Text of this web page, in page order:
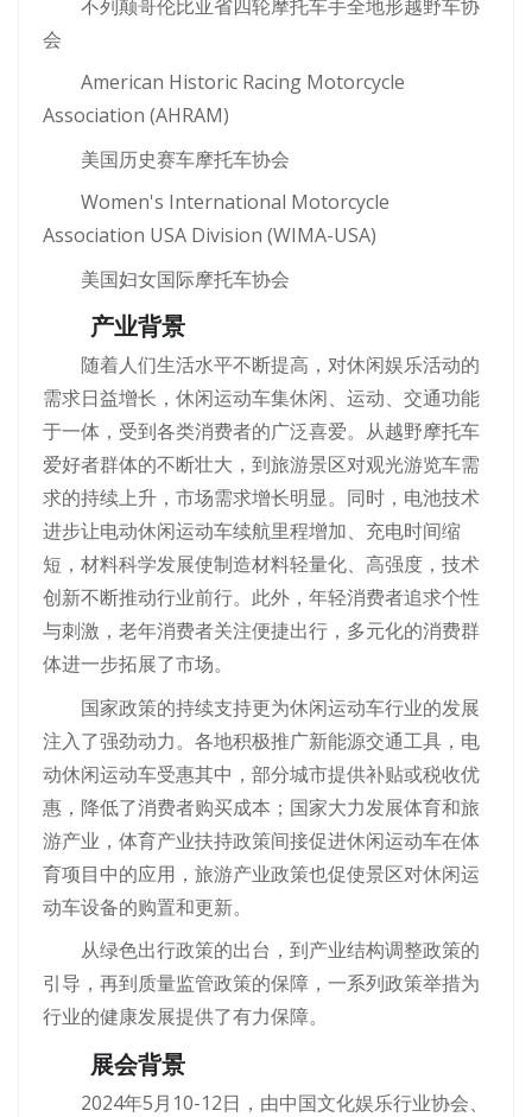
不列颠哥伦比亚省四轮摩托车手全地形越野车协
会
American Historic Racing Motorcycle
Association (AHRAM)
美国历史赛车摩托车协会
Women's International Motorcycle
Association USA Division (WIMA-USA)
美国妇女国际摩托车协会
产业背景
随着人们生活水平不断提高，对休闲娱乐活动的
需求日益增长，休闲运动车集休闲、运动、交通功能
于一体，受到各类消费者的广泛喜爱。从越野摩托车
爱好者群体的不断壮大，到旅游景区对观光游览车需
求的持续上升，市场需求增长明显。同时，电池技术
进步让电动休闲运动车续航里程增加、充电时间缩
短，材料科学发展使制造材料轻量化、高强度，技术
创新不断推动行业前行。此外，年轻消费者追求个性
与刺激，老年消费者关注便捷出行，多元化的消费群
体进一步拓展了市场。
国家政策的持续支持更为休闲运动车行业的发展
注入了强劲动力。各地积极推广新能源交通工具，电
动休闲运动车受惠其中，部分城市提供补贴或税收优
惠，降低了消费者购买成本；国家大力发展体育和旅
游产业，体育产业扶持政策间接促进休闲运动车在体
育项目中的应用，旅游产业政策也促使景区对休闲运
动车设备的购置和更新。
从绿色出行政策的出台，到产业结构调整政策的
引导，再到质量监管政策的保障，一系列政策举措为
行业的健康发展提供了有力保障。
展会背景
2024年5月10-12日，由中国文化娱乐行业协会、